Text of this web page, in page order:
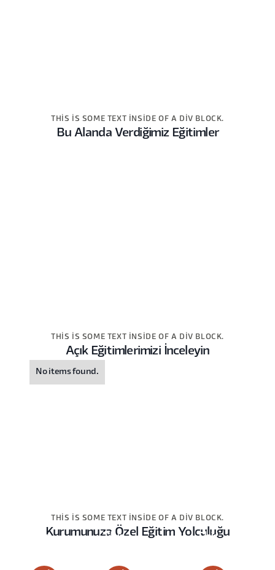
THIS IS SOME TEXT INSIDE OF A DIV BLOCK.
Bu Alanda Verdiğimiz Eğitimler
THIS IS SOME TEXT INSIDE OF A DIV BLOCK.
Açık Eğitimlerimizi İnceleyin
No items found.
THIS IS SOME TEXT INSIDE OF A DIV BLOCK.
Kurumunuza Özel Eğitim Yolculuğu
This
This
This